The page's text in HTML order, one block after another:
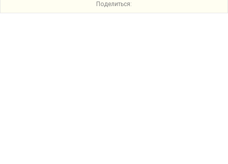
Поделиться: